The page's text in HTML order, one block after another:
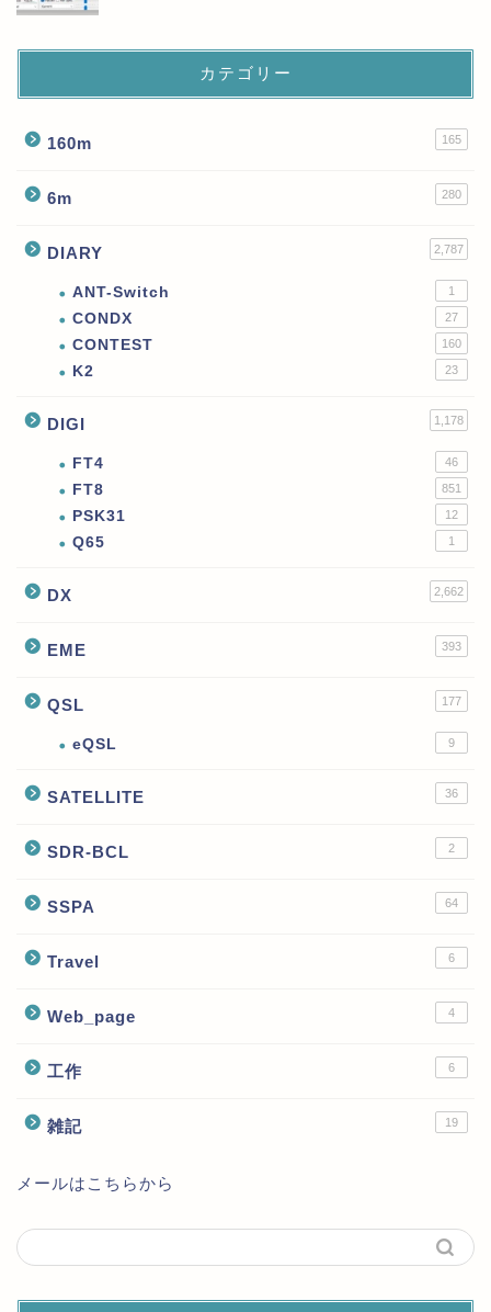
カテゴリー
160m 165
6m 280
DIARY 2,787
ANT-Switch 1
CONDX 27
CONTEST 160
K2 23
DIGI 1,178
FT4 46
FT8 851
PSK31 12
Q65 1
DX 2,662
EME 393
QSL 177
eQSL 9
SATELLITE 36
SDR-BCL 2
SSPA 64
Travel 6
Web_page 4
工作 6
雑記 19
メールはこちらから